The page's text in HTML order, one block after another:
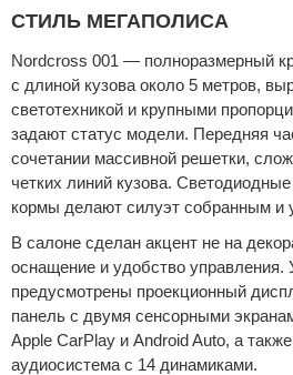
СТИЛЬ МЕГАПОЛИСА
Nordcross 001 — полноразмерный
с длиной кузова около 5 метров,
светотехникой и крупными
задают статус модели. Передняя
сочетании массивной решетки,
четких линий кузова.
кормы делают силуэт собранным и
В салоне сделан акцент не на
оснащение и удобство управления.
предусмотрены проекционный
панель с двумя сенсорными
Apple CarPlay и Android Auto, а
аудиосистема с 14 динамиками.